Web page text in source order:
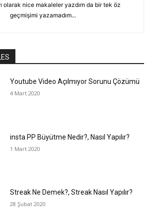
olarak nice makaleler yazdım da bir tek öz
geçmişimi yazamadım...
Youtube Video Açılmıyor Sorunu Çözümü
4 Mart 2020
insta PP Büyütme Nedir?, Nasıl Yapılır?
1 Mart 2020
Streak Ne Demek?, Streak Nasıl Yapılır?
28 Şubat 2020